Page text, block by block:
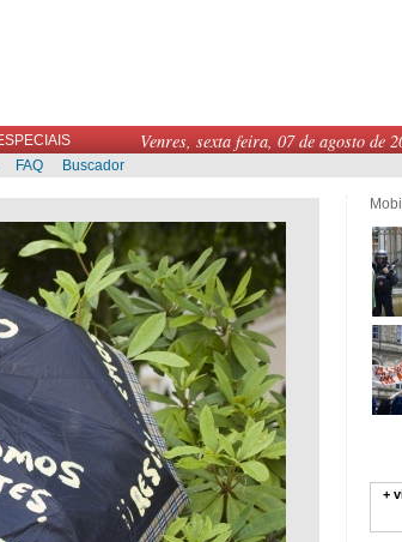
Venres, sexta feira, 07 de agosto de
FAQ Buscador
+